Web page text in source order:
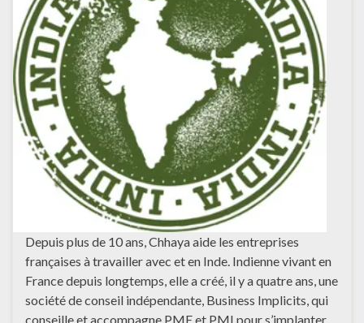
Depuis plus de 10 ans, Chhaya aide les entreprises
françaises à travailler avec et en Inde. Indienne vivant en
France depuis longtemps, elle a créé, il y a quatre ans, une
société de conseil indépendante, Business Implicits, qui
conseille et accompagne PME et PMI pour s’implanter